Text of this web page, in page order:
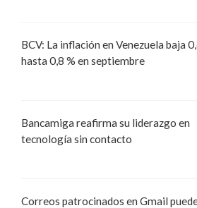
BCV: La inflación en Venezuela baja
hasta 0,8 % en septiembre
Bancamiga reafirma su liderazgo en
tecnología sin contacto
Correos patrocinados en Gmail